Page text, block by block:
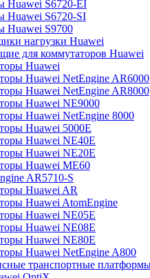
Huawei S6720-EI
Huawei S6720-SI
Huawei S9700
нагрузки Huawei
для коммутаторов Huawei
Huawei
Huawei NetEngine AR6000
Huawei NetEngine AR8000
Huawei NE9000
Huawei NetEngine 8000
Huawei 5000E
Huawei NE40E
Huawei NE20E
Huawei ME60
AR5710-S
Huawei AR
Huawei AtomEngine
Huawei NE05E
Huawei NE08E
Huawei NE80E
Huawei NetEngine A800
транспортные